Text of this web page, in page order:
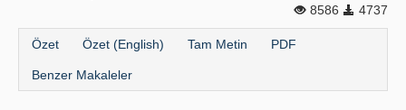
Kılavuzlar
İletişim
8586
4737
Özet Özet (English) Tam Metin PDF
Benzer Makaleler